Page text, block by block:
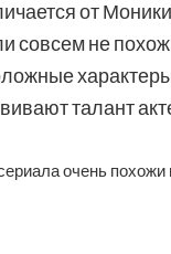
от
совсем не
талант
очень похожи